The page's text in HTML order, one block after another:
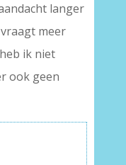
langer
meer
ik niet
ook geen